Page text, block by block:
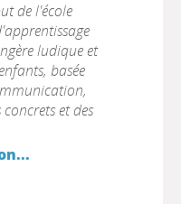
de l'école
ludique et
basée
et des